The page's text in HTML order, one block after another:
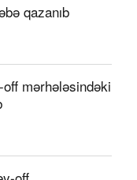
qazanıb
off mərhələsindəki